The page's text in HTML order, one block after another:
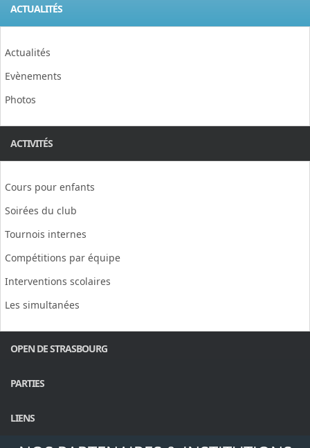
ACTUALITÉS
Actualités
Evènements
Photos
ACTIVITÉS
Cours pour enfants
Soirées du club
Tournois internes
Compétitions par équipe
Interventions scolaires
Les simultanées
OPEN DE STRASBOURG
PARTIES
LIENS